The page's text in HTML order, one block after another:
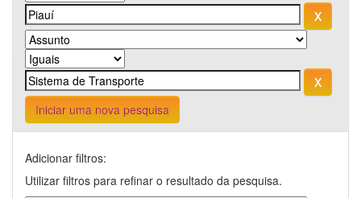
Iniciar uma nova pesquisa
Adicionar filtros:
Utilizar filtros para refinar o resultado da pesquisa.